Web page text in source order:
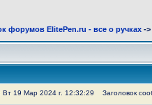
форумов ElitePen.ru - все о ручках ->
Вт 19 Мар 2024 г. 12:32:29 Заголовок